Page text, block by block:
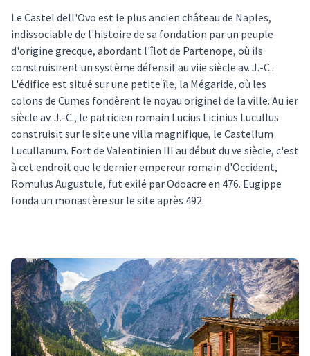
Le Castel dell'Ovo est le plus ancien château de Naples,
indissociable de l'histoire de sa fondation par un peuple
d'origine grecque, abordant l'îlot de Partenope, où ils
construisirent un système défensif au viie siècle av. J.-C..
L'édifice est situé sur une petite île, la Mégaride, où les
colons de Cumes fondèrent le noyau originel de la ville. Au ier
siècle av. J.-C., le patricien romain Lucius Licinius Lucullus
construisit sur le site une villa magnifique, le Castellum
Lucullanum. Fort de Valentinien III au début du ve siècle, c'est
à cet endroit que le dernier empereur romain d'Occident,
Romulus Augustule, fut exilé par Odoacre en 476. Eugippe
fonda un monastère sur le site après 492.